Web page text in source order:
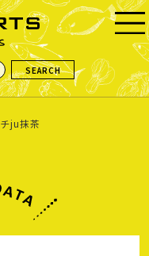
チju抹茶